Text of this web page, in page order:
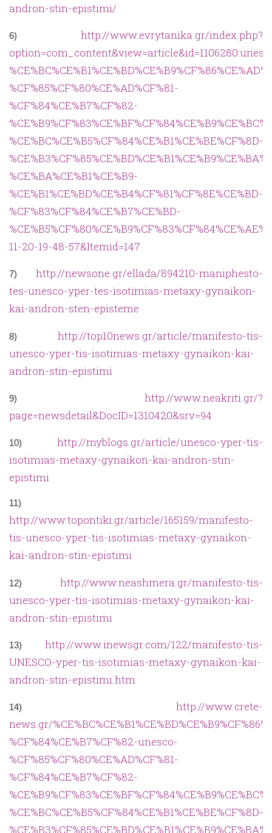
andron-stin-epistimi/
6) http://www.evrytanika.gr/index.php?
%CF%85%CF%80%CE%AD%CF%81-
%CF%84%CE%B7%CF%82-
%CE%BC%CE%B5%CF%84%CE%B1%CE%BE%CF%8D-
%CE%BA%CE%B1%CE%B9-
%CE%B1%CE%BD%CE%B4%CF%81%CF%8E%CE%BD-
%CF%83%CF%84%CE%B7%CE%BD-
11-20-19-48-57&Itemid=147
7) http://newsone.gr/ellada/894210-maniphesto-
tes-unesco-yper-tes-isotimias-metaxy-gynaikon-
kai-andron-sten-episteme
8) http://top10news.gr/article/manifesto-tis-
unesco-yper-tis-isotimias-metaxy-gynaikon-kai-
andron-stin-epistimi
9) http://www.neakriti.gr/?
page=newsdetail&DocID=1310420&srv=94
10) http://myblogs.gr/article/unesco-yper-tis-
isotimias-metaxy-gynaikon-kai-andron-stin-
epistimi
11)
http://www.topontiki.gr/article/165159/manifesto-
tis-unesco-yper-tis-isotimias-metaxy-gynaikon-
kai-andron-stin-epistimi
12) http://www.neashmera.gr/manifesto-tis-
unesco-yper-tis-isotimias-metaxy-gynaikon-kai-
andron-stin-epistimi
13) http://www.inewsgr.com/122/manifesto-tis-
UNESCO-yper-tis-isotimias-metaxy-gynaikon-kai-
andron-stin-epistimi.htm
14) http://www.crete-
news.gr/
%CF%84%CE%B7%CF%82-unesco-
%CF%85%CF%80%CE%AD%CF%81-
%CF%84%CE%B7%CF%82-
%CE%BC%CE%B5%CF%84%CE%B1%CE%BE%CF%8D-